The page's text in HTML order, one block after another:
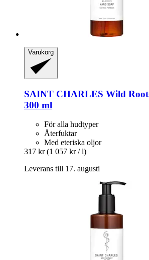
Varukorg
SAINT CHARLES Wild
300 ml
För alla hudtyper
Återfuktar
Med eteriska oljor
317 kr (1 057 kr / l)
Leverans till 17. augusti